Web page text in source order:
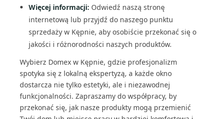
Więcej informacji: Odwiedź naszą stronę
internetową lub przyjdź do naszego punktu
sprzedaży w Kępnie, aby osobiście przekonać się o
jakości i różnorodności naszych produktów.
Wybierz Domex w Kępnie, gdzie profesjonalizm
spotyka się z lokalną ekspertyzą, a każde okno
dostarcza nie tylko estetyki, ale i niezawodnej
funkcjonalności. Zapraszamy do współpracy, by
przekonać się, jak nasze produkty mogą przemienić